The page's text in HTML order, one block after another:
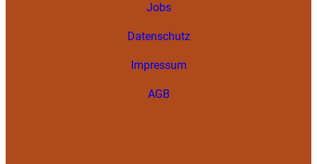
Jobs
Datenschutz
Impressum
AGB